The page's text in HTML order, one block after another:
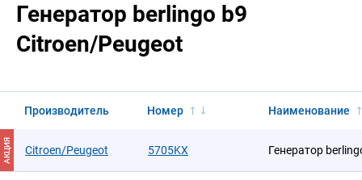
Генератор berlingo b9
Citroen/Peugeot
Производитель Номер Наименование
АКЦИЯ Citroen/Peugeot 5705KX Генератор